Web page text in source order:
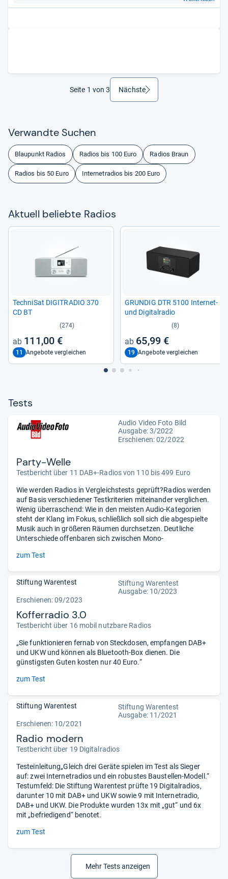
Seite 1 von 3 Nächsteweiter
Ver­wandte Suchen
Blaupunkt Radios Radios bis 100 Euro Radios Braun
Radios bis 50 Euro Internetradios bis 200 Euro
Aktu­ell beliebte Radios
Tech­ni­Sat DIGITRA­DIO 370
CD BT
(274)
111,00 €
11 Angebote vergleichen
GRUN­DIG DTR 5100 Inter­net-​
und Digi­tal­ra­dio
(8)
65,99 €
19 Angebote vergleichen
Tests
Audio Video Foto Bild
Ausgabe: 3/2022
Erschienen: 02/2022
Party-Welle
Testbericht über 11 DAB+-Radios von 110 bis 499 Euro
Wie werden Radios in Vergleichstests geprüft?Radios werden
auf Basis verschiedener Testkriterien miteinander verglichen.
Wenig überraschend: Wie in den meisten Audio-Kategorien
steht der Klang im Fokus, schließlich soll sich die abgespielte
Musik auch in größeren Räumen durchsetzen. Deutliche
Unterschiede offenbaren sich zwischen Mono-
zum Test
Stiftung Warentest
Stiftung Warentest
Ausgabe: 10/2023
Erschienen: 09/2023
Kofferradio 3.0
Testbericht über 16 mobil nutzbare Radios
„Sie funktionieren fernab von Steckdosen, empfangen DAB+
und UKW und können als Bluetooth-Box dienen. Die
günstigsten Guten kosten nur 40 Euro.“
zum Test
Stiftung Warentest
Stiftung Warentest
Ausgabe: 11/2021
Erschienen: 10/2021
Radio modern
Testbericht über 19 Digitalradios
Testeinleitung„Gleich drei Geräte spielen im Test als Sieger
auf: zwei Internetradios und ein robustes Baustellen-Modell.“
Testumfeld: Die Stiftung Warentest prüfte 19 Digitalradios,
darunter 10 mit DAB+ und UKW sowie 9 mit Internetradio,
DAB+ und UKW. Die Produkte wurden 13x mit „gut“ und 6x
mit „befriedigend“ benotet.
zum Test
Mehr Tests anzeigen